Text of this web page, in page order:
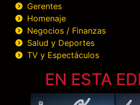
Gerentes
Homenaje
Negocios / Finanzas
Salud y Deportes
TV y Espectáculos
EN ESTA